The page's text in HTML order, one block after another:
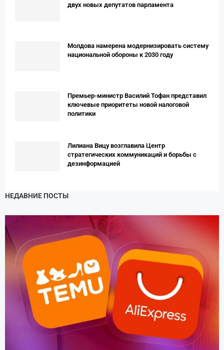
двух новых депутатов парламента
Молдова намерена модернизировать систему
национальной обороны к 2030 году
Премьер-министр Василий Тофан представил
ключевые приоритеты новой налоговой
политики
Лилиана Вицу возглавила Центр
стратегических коммуникаций и борьбы с
дезинформацией
НЕДАВНИЕ ПОСТЫ